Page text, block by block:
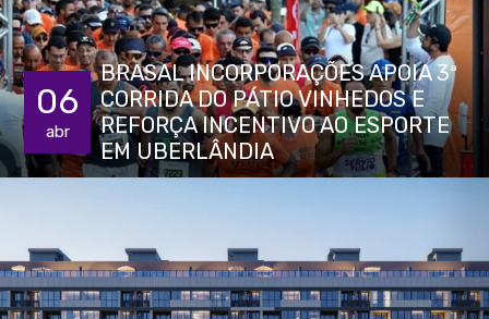
06
abr
BRASAL INCORPORAÇÕES APOIA 3ª
CORRIDA DO PÁTIO VINHEDOS E
REFORÇA INCENTIVO AO ESPORTE
EM UBERLÂNDIA